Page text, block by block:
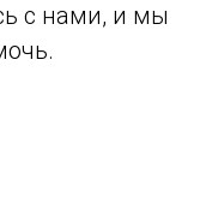
с нами, и мы